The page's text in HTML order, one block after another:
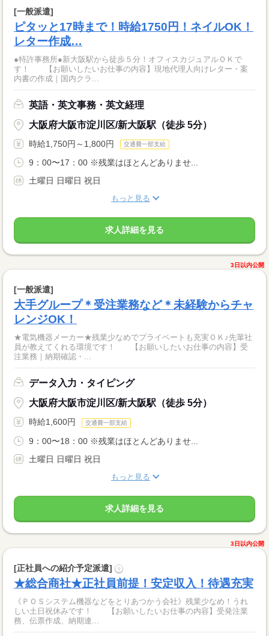
[一般派遣]
ピタッと17時まで！時給1750円！ネイルOK！
レター作成…
●特許事務所●新大阪駅から徒歩５分！オフィスカジュアルＯＫで
す！ 【お願いしたいお仕事の内容】現地代理人向けレター・案
内書の作成｜国内クラ...
英語・英文事務・英文経理
大阪府大阪市淀川区/新大阪駅（徒歩 5分）
時給1,750円～1,800円 交通費一部支給
9：00〜17：00 ※残業はほとんどありませ...
土曜日 日曜日 祝日
もっと見る
求人詳細を見る
3日以内公開
[一般派遣]
大手グループ＊受注業務など＊未経験からチャ
レンジOK！
★電気機器メーカー★残業少なめでプライベートも充実ＯＫ♪先輩社
員が教えてくれる環境です！ 【お願いしたいお仕事の内容】受
注業務｜納期確認・...
データ入力・タイピング
大阪府大阪市淀川区/新大阪駅（徒歩 5分）
時給1,600円 交通費一部支給
9：00〜18：00 ※残業はほとんどありませ...
土曜日 日曜日 祝日
もっと見る
求人詳細を見る
3日以内公開
[正社員への紹介予定派遣] ?
★総合商社★正社員前提！安定収入！待遇充実
《ＰＯＳシステム機器などをとりあつかう会社》残業少なめ！うれ
しい土日祝休みです！ 【お願いしたいお仕事の内容】受発注業
務、伝票作成、納期連...